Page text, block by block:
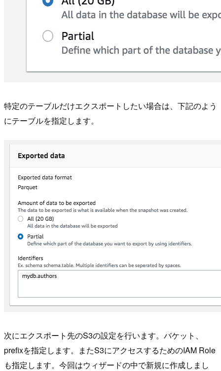
特定のテーブルだけエクスポートしたい場合は、下記のよう
にテーブルを指定します。
次にエクスポート先のS3の設定を行います。バケット、
prefixを指定します。またS3にアクセスするためのIAM Role
も指定します。今回はウィザードの中で新規に作成しまし